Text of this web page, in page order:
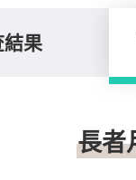
果
普通月
長者